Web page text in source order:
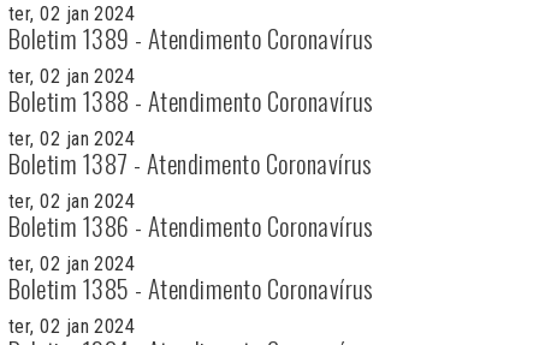
ter, 02 jan 2024
Boletim 1389 - Atendimento Coronavírus
ter, 02 jan 2024
Boletim 1388 - Atendimento Coronavírus
ter, 02 jan 2024
Boletim 1387 - Atendimento Coronavírus
ter, 02 jan 2024
Boletim 1386 - Atendimento Coronavírus
ter, 02 jan 2024
Boletim 1385 - Atendimento Coronavírus
ter, 02 jan 2024